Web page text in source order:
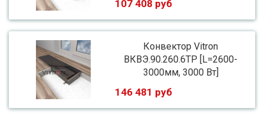
107 408 руб
Конвектор Vitron
ВКВЭ.90.260.6ТР [L=2600-
3000мм, 3000 Вт]
146 481 руб